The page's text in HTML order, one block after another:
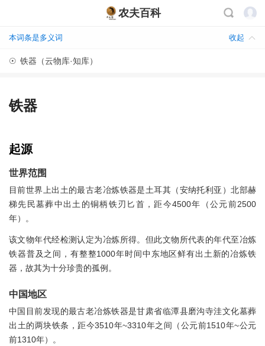
农夫百科
本词条是多义词 收起
☉ 铁器（云物库·知库）
铁器
起源
世界范围
目前世界上出土的最古老冶炼铁器是土耳其（安纳托利亚）北部赫
梯先民墓葬中出土的铜柄铁刃匕首，距今4500年（公元前2500
年）。
该文物年代经检测认定为冶炼所得。但此文物所代表的年代至冶炼
铁器普及之间，有整整1000年时间中东地区鲜有出土新的冶炼铁
器，故其为十分珍贵的孤例。
中国地区
中国目前发现的最古老冶炼铁器是甘肃省临潭县磨沟寺洼文化墓葬
出土的两块铁条，距今3510年~3310年之间（公元前1510年~公元
前1310年）。